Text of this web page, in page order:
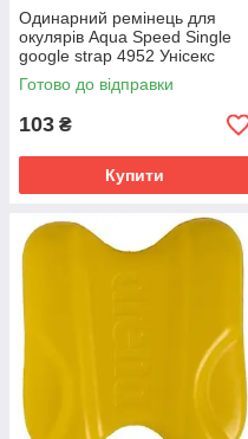
Одинарний ремінець для
окулярів Aqua Speed Single
google strap 4952 Унісекс
OSFM 135-03
Готово до відправки
103 ₴
Купити